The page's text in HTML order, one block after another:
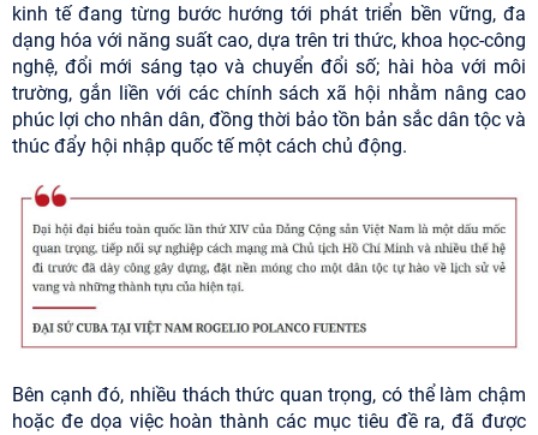
kinh tế đang từng bước hướng tới phát triển bền vững, đa
dạng hóa với năng suất cao, dựa trên tri thức, khoa học-công
nghệ, đổi mới sáng tạo và chuyển đổi số; hài hòa với môi
trường, gắn liền với các chính sách xã hội nhằm nâng cao
phúc lợi cho nhân dân, đồng thời bảo tồn bản sắc dân tộc và
thúc đẩy hội nhập quốc tế một cách chủ động.
Bên cạnh đó, nhiều thách thức quan trọng, có thể làm chậm
hoặc đe dọa việc hoàn thành các mục tiêu đề ra, đã được